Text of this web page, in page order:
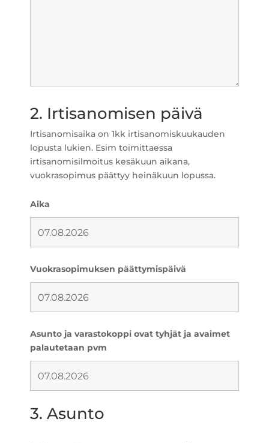
2. Irtisanomisen päivä
Irtisanomisaika on 1kk irtisanomiskuukauden
lopusta lukien. Esim toimittaessa
irtisanomisilmoitus kesäkuun aikana,
vuokrasopimus päättyy heinäkuun lopussa.
Aika
Vuokrasopimuksen päättymispäivä
Asunto ja varastokoppi ovat tyhjät ja avaimet
palautetaan pvm
3. Asunto